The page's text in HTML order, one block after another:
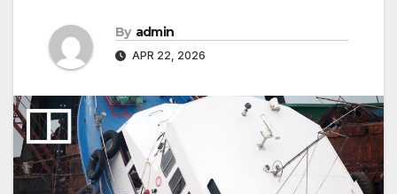
By admin
APR 22, 2026